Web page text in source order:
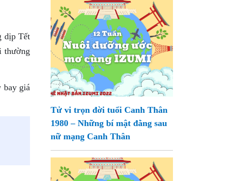
dịp Tết
thường
bay giá
Tử vi trọn đời tuổi Canh Thân
1980 – Những bí mật đằng sau
nữ mạng Canh Thân